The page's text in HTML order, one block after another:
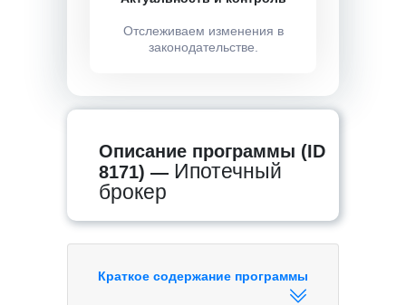
Отслеживаем изменения в
законодательстве.
Описание программы (ID
8171) — Ипотечный
брокер
Краткое содержание программы